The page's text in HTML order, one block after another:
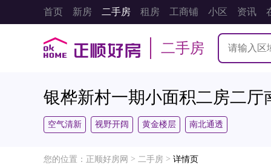
首页 新房 二手房 租房 工商铺 小区 资讯
二手房
银桦新村一期小面积二房二厅
空气清新 视野开阔 黄金楼层 南北通透
您的位置： 正顺好房网 > 二手房 > 详情页